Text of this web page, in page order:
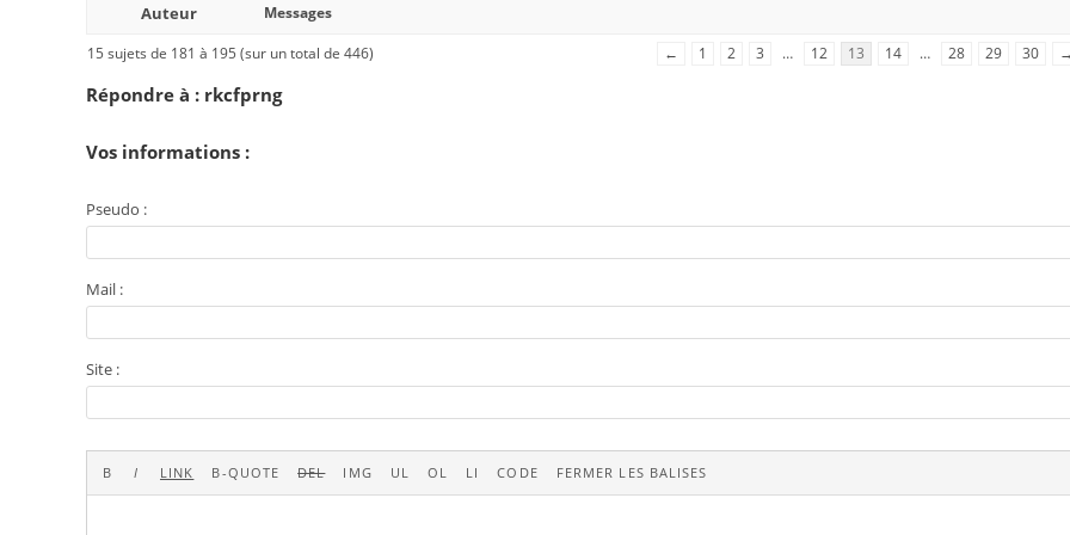
Auteur
Messages
15 sujets de 181 à 195 (sur un total de 446)
← 1 2 3 … 12 13 14 … 28 29 30
Répondre à : rkcfprng
Vos informations :
Pseudo :
Mail :
Site :